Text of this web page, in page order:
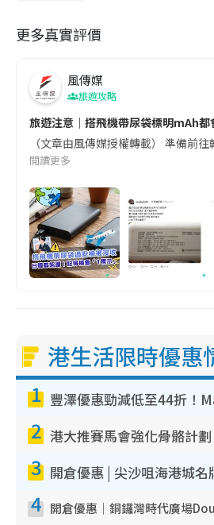
更多真實評價
風傳媒
旅遊攻略
旅遊注意｜搭飛機帶尿袋標明mAh
（文章由風傳媒授權轉載） 準備前
閱讀更多
港生活限時優惠
1
2
3
4